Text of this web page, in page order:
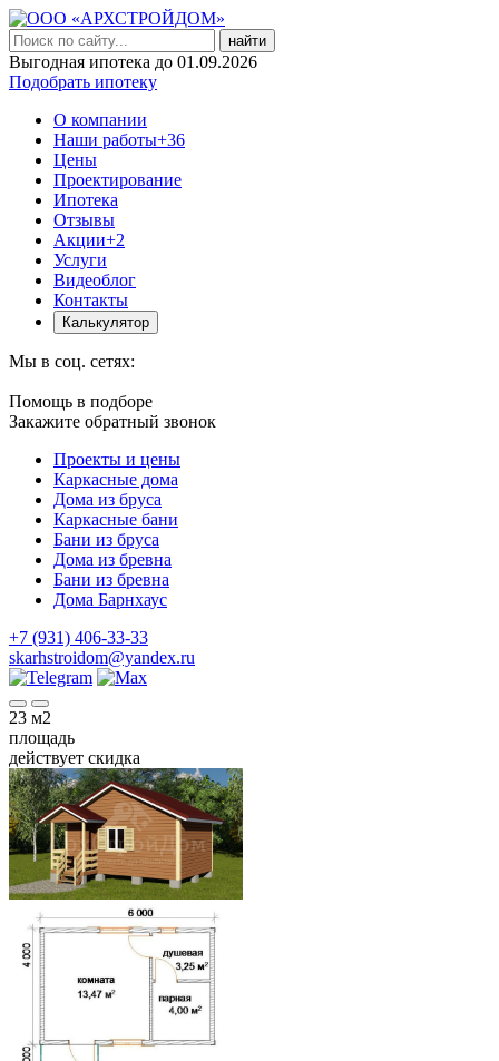
найти
Выгодная ипотека до 01.09.2026
Подобрать ипотеку
О компании
Наши работы+36
Цены
Проектирование
Ипотека
Отзывы
Акции+2
Услуги
Видеоблог
Контакты
Калькулятор
Мы в соц. сетях:
Помощь в подборе
Закажите обратный звонок
Проекты и цены
Каркасные дома
Дома из бруса
Каркасные бани
Бани из бруса
Дома из бревна
Бани из бревна
Дома Барнхаус
+7 (931) 406-33-33
skarhstroidom@yandex.ru
23 м2
площадь
действует скидка